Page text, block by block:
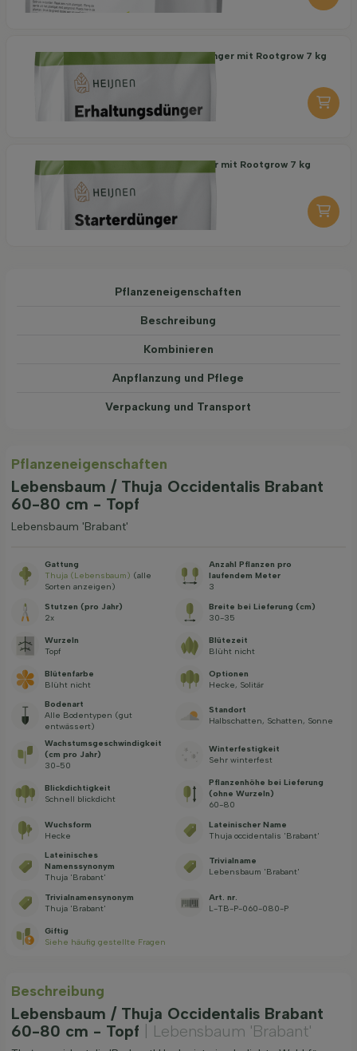
Organischer Erhaltungsdünger mit Rootgrow 7 kg
Organischer Starterdünger mit Rootgrow 7 kg
Pflanzeneigenschaften
Beschreibung
Kombinieren
Anpflanzung und Pflege
Verpackung und Transport
Pflanzeneigenschaften
Lebensbaum / Thuja Occidentalis Brabant
60-80 cm - Topf
Lebensbaum 'Brabant'
Gattung
Thuja (Lebensbaum) (alle
Sorten anzeigen)
Anzahl Pflanzen pro
laufendem Meter
3
Stutzen (pro Jahr)
2x
Breite bei Lieferung (cm)
30-35
Wurzeln
Topf
Blütezeit
Blüht nicht
Blütenfarbe
Blüht nicht
Optionen
Hecke, Solitär
Bodenart
Alle Bodentypen (gut
entwässert)
Standort
Halbschatten, Schatten, Sonne
Wachstums­geschwindig­keit
(cm pro Jahr)
30-50
Winterfestigkeit
Sehr winterfest
Blickdichtigkeit
Schnell blickdicht
Pflanzenhöhe bei Lieferung
(ohne Wurzeln)
60-80
Wuchsform
Hecke
Lateinischer Name
Thuja occidentalis 'Brabant'
Lateinisches
Namenssynonym
Thuja 'Brabant'
Trivialname
Lebensbaum 'Brabant'
Trivialnamensynonym
Thuja 'Brabant'
Art. nr.
L-TB-P-060-080-P
Giftig
Siehe häufig gestellte Fragen
Beschreibung
Lebensbaum / Thuja Occidentalis Brabant
60-80 cm - Topf
| Lebensbaum 'Brabant'